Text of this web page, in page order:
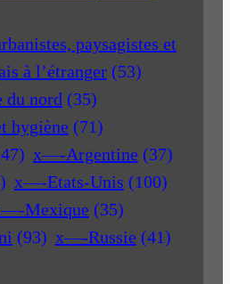
paysagistes et
à l’étranger (53)
du nord (35)
hygiène (71)
x—-Argentine (37)
x—-Etats-Unis (100)
Mexique (35)
(93) x—-Russie (41)